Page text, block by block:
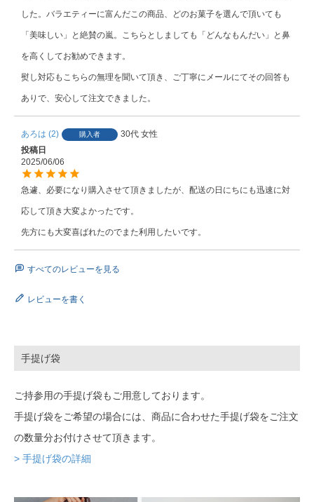
した。バラエティーに富んだこの商品、どのお菓子を選んで頂いても
「美味しい」と絶賛の嵐。こちらとしましても「どんなもんだい」と鼻
を高くしてお勧めできます。
熨し対応もこちらの無理を聞いて頂き、ご丁寧にメールにてその回答も
あろは 2 購入者 30代 女性
投稿日
2025/06/06
急遽、必要になり購入させて頂きましたが、配送の日にちにも迅速に対
応して頂き大変よかったです。
先方にも大変喜ばれたのでまた利用したいです。
すべてのレビューを見る
レビューを書く
手提げ袋
ご持参用の手提げ袋もご用意しております。
手提げ袋をご希望の場合には、商品に合わせた手提げ袋をご注文
の数量分お付けさせて頂きます。
> 手提げ袋の詳細